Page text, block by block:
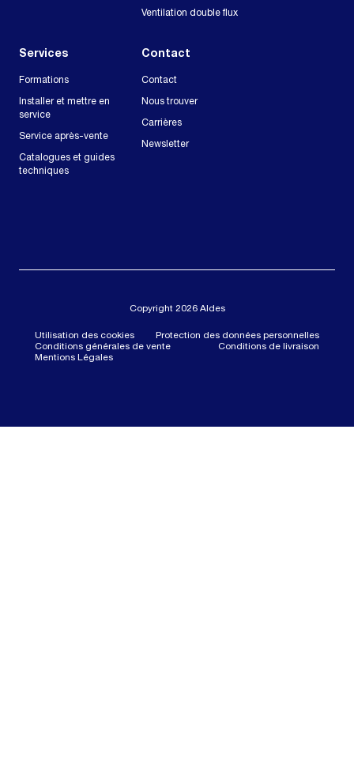
Ventilation double flux
Services
Formations
Installer et mettre en
service
Service après-vente
Catalogues et guides
techniques
Contact
Contact
Nous trouver
Carrières
Newsletter
Copyright 2026 Aldes
Utilisation des cookies
Protection des données personnelles
Conditions générales de vente
Conditions de livraison
Mentions Légales